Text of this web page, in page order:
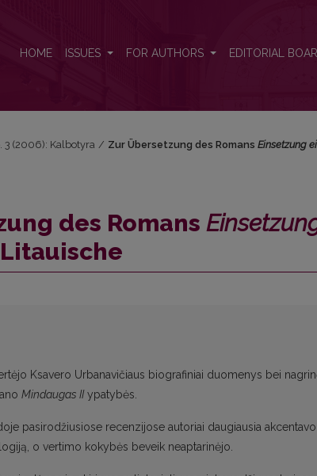
HOME ISSUES FOR AUTHORS EDITORIAL
3 (2006): Kalbotyra / Zur Übersetzung des Romans Einsetzung
des Romans
Ksavero Urbanavičiaus biografiniai duomenys bei
Mindaugas IIypatybės.
pasirodžiusiose recenzijose autoriai daugiausia
o vertimo kokybės beveik neaptarinėjo.